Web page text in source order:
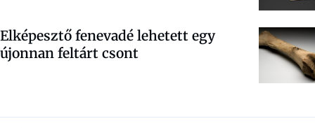
Elképesztő fenevadé lehetett egy
újonnan feltárt csont